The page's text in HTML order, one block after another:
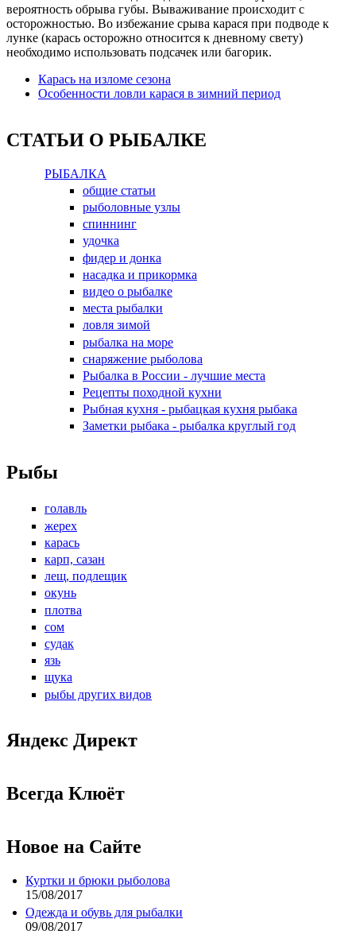
вероятность обрыва губы. Вываживание происходит с
осторожностью. Во избежание срыва карася при подводе к
лунке (карась осторожно относится к дневному свету)
необходимо использовать подсачек или багорик.
Карась на изломе сезона
Особенности ловли карася в зимний период
СТАТЬИ О РЫБАЛКЕ
РЫБАЛКА
общие статьи
рыболовные узлы
спиннинг
удочка
фидер и донка
насадка и прикормка
видео о рыбалке
места рыбалки
ловля зимой
рыбалка на море
снаряжение рыболова
Рыбалка в России - лучшие места
Рецепты походной кухни
Рыбная кухня - рыбацкая кухня рыбака
Заметки рыбака - рыбалка круглый год
Рыбы
голавль
жерех
карась
карп, сазан
лещ, подлещик
окунь
плотва
сом
судак
язь
щука
рыбы других видов
Яндекс Директ
Всегда Клюёт
Новое на Сайте
Куртки и брюки рыболова
15/08/2017
Одежда и обувь для рыбалки
09/08/2017